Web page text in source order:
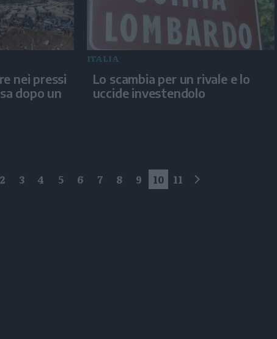
nei pressi
dopo un
ITALIA
Lo scambia per un rivale e lo
uccide investendolo
2 3 4 5 6 7 8 9 10 11